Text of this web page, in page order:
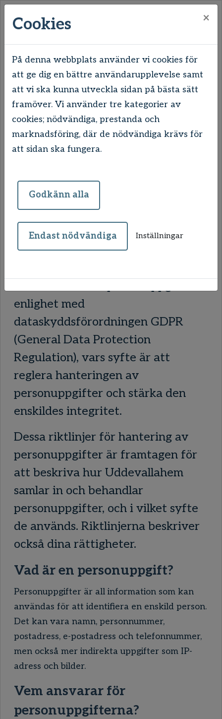
Hem Hantering av personuppgifter
Hantering av
personuppgifter
du som är hyresgäst eller
bostadssökande hos oss känner dig
trygg i hur vi hanterar dina
personuppgifter. Vi har stor
enlighet med
dataskyddsförordningen GDPR
(General Data Protection
Regulation), vars syfte är att
reglera hanteringen av
personuppgifter och stärka den
enskildes integritet.
Dessa riktlinjer för hantering av
personuppgifter är framtagen för
att beskriva hur Uddevallahem
samlar in och behandlar
personuppgifter, och i vilket syfte
de används. Riktlinjerna beskriver
också dina rättigheter.
Vad är en personuppgift?
Personuppgifter är all information som kan
användas för att identifiera en enskild person.
Det kan vara namn, personnummer,
postadress, e-postadress och telefonnummer,
men också mer indirekta uppgifter som IP-
adress och bilder.
Vem ansvarar för
personuppgifterna?
Cookies ×
På denna webbplats använder vi cookies för
att ge dig en bättre användarupplevelse samt
att vi ska kunna utveckla sidan på bästa sätt
framöver. Vi använder tre kategorier av
cookies; nödvändiga, prestanda och
marknadsföring, där de nödvändiga krävs för
att sidan ska fungera.
Godkänn alla
Endast nödvändiga Inställningar